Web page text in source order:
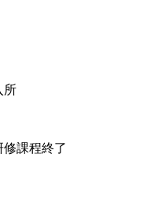
所
課程終了